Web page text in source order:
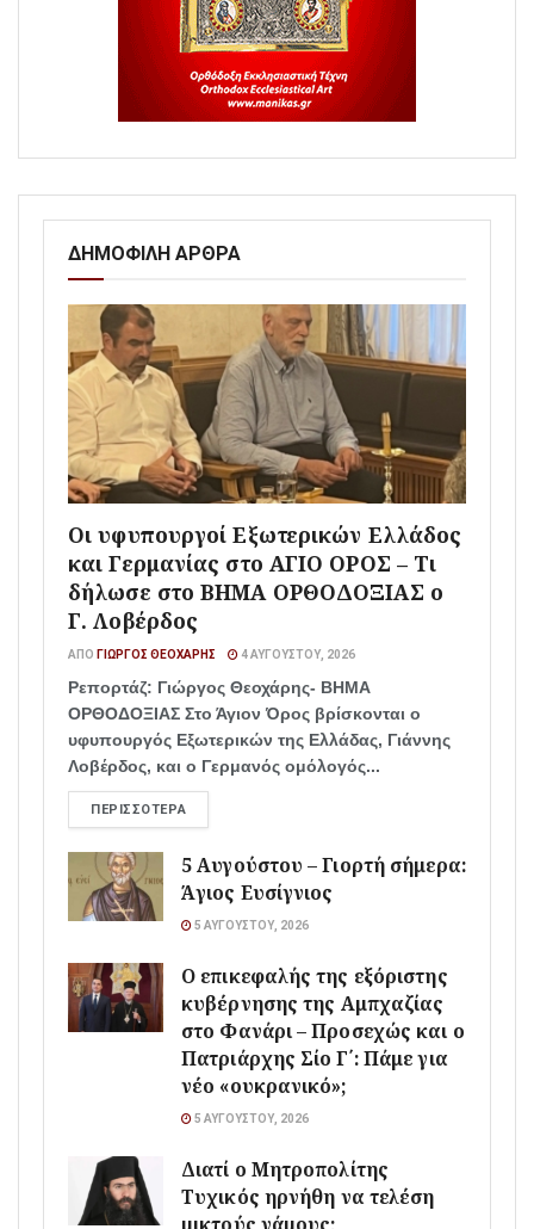
ΔΗΜΟΦΙΛΗ ΑΡΘΡΑ
Οι υφυπουργοί Εξωτερικών Ελλάδος
και Γερμανίας στο ΑΓΙΟ ΟΡΟΣ – Τι
δήλωσε στο ΒΗΜΑ ΟΡΘΟΔΟΞΙΑΣ ο
Γ. Λοβέρδος
ΑΠΌ ΓΙΏΡΓΟΣ ΘΕΟΧΆΡΗΣ 4 ΑΥΓΟΎΣΤΟΥ, 2026
Ρεπορτάζ: Γιώργος Θεοχάρης- ΒΗΜΑ
ΟΡΘΟΔΟΞΙΑΣ Στο Άγιον Όρος βρίσκονται ο
υφυπουργός Εξωτερικών της Ελλάδας, Γιάννης
Λοβέρδος, και ο Γερμανός ομόλογός...
ΠΕΡΙΣΣΌΤΕΡΑ
5 Αυγούστου – Γιορτή σήμερα:
Άγιος Ευσίγνιος
5 ΑΥΓΟΎΣΤΟΥ, 2026
Ο επικεφαλής της εξόριστης
κυβέρνησης της Αμπχαζίας
στο Φανάρι – Προσεχώς και ο
Πατριάρχης Σίο Γ΄: Πάμε για
νέο «ουκρανικό»;
5 ΑΥΓΟΎΣΤΟΥ, 2026
Διατί ο Μητροπολίτης
Τυχικός ηρνήθη να τελέση